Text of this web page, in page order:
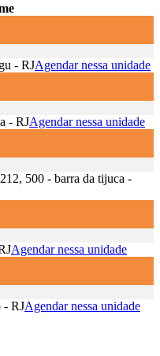
- RJAgendar nessa unidade
- RJAgendar nessa unidade
500 - barra da tijuca -
Agendar nessa unidade
- RJAgendar nessa unidade